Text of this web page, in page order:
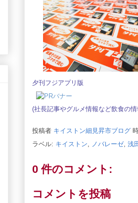
夕刊フジアプリ版
(社長記事やグルメ情報など飲食の情
投稿者 キイストン細見昇市ブログ
ラベル: キイストン, ノバレーゼ, 浅
0 件のコメント:
コメントを投稿